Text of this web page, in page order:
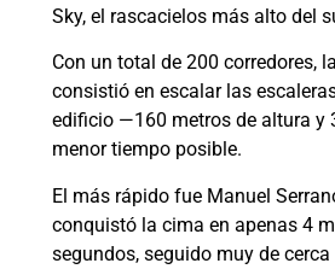
Sky, el rascacielos más alto del
Con un total de 200 corredores,
consistió en escalar las
edificio —160 metros de altura y
menor tiempo posible.
El más rápido fue Manuel
conquistó la cima en apenas 4
segundos, seguido muy de